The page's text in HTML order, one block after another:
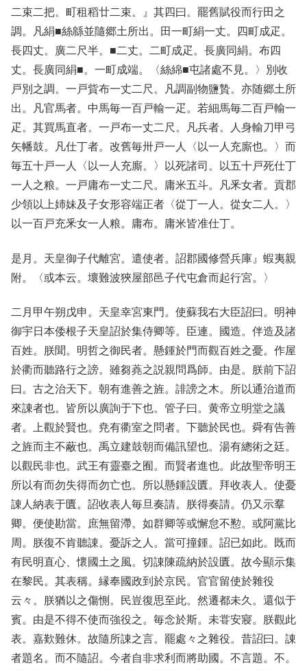
二束二把。町租稻廿二束。』其四曰。罷舊賦役而行田之
調。凡絹■絲緜並隨郷土所出。田一町絹一丈。四町成疋。
長四丈。廣二尺半。■二丈。二町成疋。長廣同絹。布四
丈。長廣同絹■。一町成端。〈絲綿■屯諸處不見。〉別收
戸別之調。一戸貲布一丈二尺。凡調副物鹽贄。亦随郷土所
出。凡官馬者。中馬毎一百戸輸一疋。若細馬毎二百戸輸一
疋。其買馬直者。一戸布一丈二尺。凡兵者。人身輸刀甲弓
矢幡鼓。凡仕丁者。改舊毎卅戸一人〈以一人充廝也。〉而
毎五十戸一人〈以一人充廝。〉以死諸司。以五十戸死仕丁
一人之粮。一戸庸布一丈二尺。庸米五斗。凡釆女者。貢郡
少領以上姉妹及子女形容端正者〈從丁一人。從女二人。〉
以一百戸充釆女一人粮。庸布。庸米皆准仕丁。
是月。天皇御子代離宮。遣使者。詔郡國修營兵庫』蝦夷親
附。〈或本云。壞難波狹屋部邑子代屯倉而起行宮。〉
二月甲午朔戊申。天皇幸宮東門。使蘇我右大臣詔曰。明神
御宇日本倭根子天皇詔於集侍卿等。臣連。國造。伴造及諸
百姓。朕聞。明哲之御民者。懸鍾於門而觀百姓之憂。作屋
於衢而聽路行之謗。雖芻蕘之説親問爲師。由是。朕前下詔
曰。古之治天下。朝有進善之旌。誹謗之木。所以通治道而
來諌者也。皆所以廣詢于下也。管子曰。黄帝立明堂之議
者。上觀於賢也。尭有衢室之問者。下聽於民也。舜有告善
之旌而主不蔽也。禹立建鼓朝而備訊望也。湯有總術之廷。
以觀民非也。武王有靈臺之囿。而賢者進也。此故聖帝明王
所以有而勿失得而勿亡也。所以懸鍾設匱。拜收表人。使憂
諌人納表于匱。詔收表人毎旦奏請。朕得奏請。仍又示羣
卿。便使勘當。庶無留滯。如群卿等或懈怠不懃。或阿黨比
周。朕復不肯聽諌。憂訴之人。當可撞鍾。詔已如此。既而
有民明直心、懷國土之風。切諌陳疏納於設匱。故今顯示集
在黎民。其表稱。縁奉國政到於京民。官官留使於雜役
云々。朕猶以之傷惻。民豈復思至此。然遷都未久。還似于
賓。由是不得不使而強役之。毎念於斯。未甞安寢。朕觀此
表。嘉歎難休。故隨所諌之言。罷處々之雜役。昔詔曰。諌
者題名。而不隨詔。今者自非求利而將助國。不言題。不。